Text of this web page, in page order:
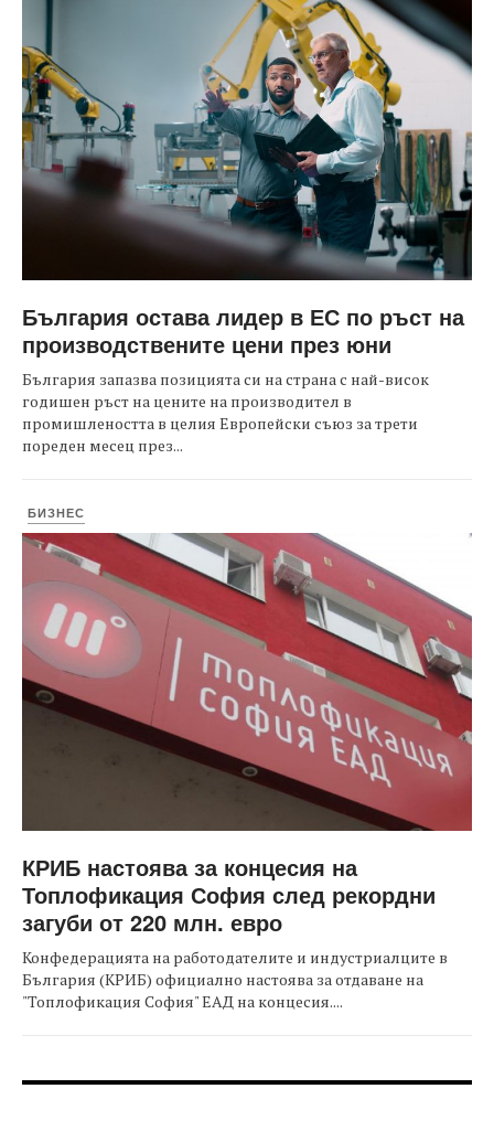
България остава лидер в ЕС по ръст на
производствените цени през юни
България запазва позицията си на страна с най-висок
годишен ръст на цените на производител в
промишлеността в целия Европейски съюз за трети
пореден месец през...
БИЗНЕС
КРИБ настоява за концесия на
Топлофикация София след рекордни
загуби от 220 млн. евро
Конфедерацията на работодателите и индустриалците в
България (КРИБ) официално настоява за отдаване на
"Топлофикация София" ЕАД на концесия....